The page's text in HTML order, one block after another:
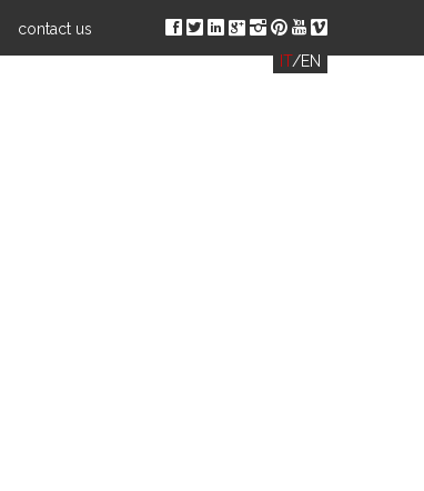
contact us ä å ç è ë í ð î
IT/EN